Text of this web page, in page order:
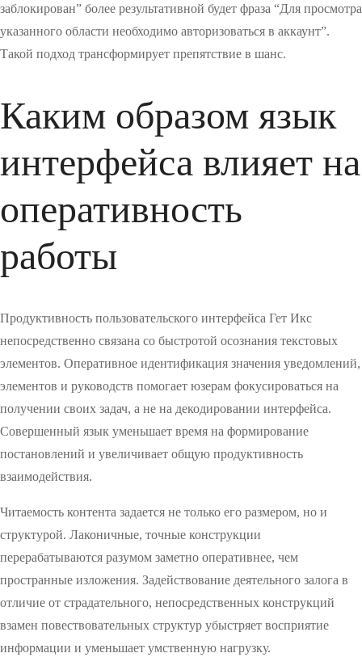
заблокирован” более результативной будет фраза “Для просмотра
указанного области необходимо авторизоваться в аккаунт”.
Такой подход трансформирует препятствие в шанс.
Каким образом язык
интерфейса влияет на
оперативность
работы
Продуктивность пользовательского интерфейса Гет Икс
непосредственно связана со быстротой осознания текстовых
элементов. Оперативное идентификация значения уведомлений,
элементов и руководств помогает юзерам фокусироваться на
получении своих задач, а не на декодировании интерфейса.
Совершенный язык уменьшает время на формирование
постановлений и увеличивает общую продуктивность
взаимодействия.
Читаемость контента задается не только его размером, но и
структурой. Лаконичные, точные конструкции
перерабатываются разумом заметно оперативнее, чем
пространные изложения. Задействование деятельного залога в
отличие от страдательного, непосредственных конструкций
взамен повествовательных структур убыстряет восприятие
информации и уменьшает умственную нагрузку.